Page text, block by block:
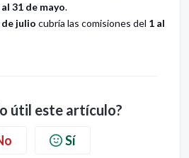
al 31 de mayo.
de julio cubría las comisiones del 1 al
útil este artículo?
Sí